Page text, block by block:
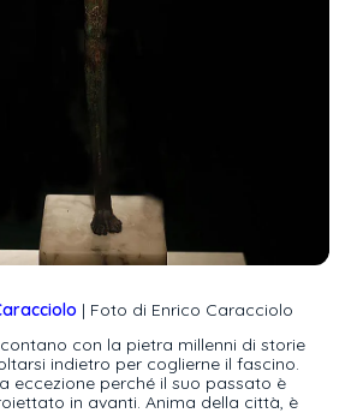
| Foto di Enrico Caracciolo
con la pietra millenni di storie
indietro per coglierne il fascino.
eccezione perché il suo passato è
in avanti. Anima della città, è